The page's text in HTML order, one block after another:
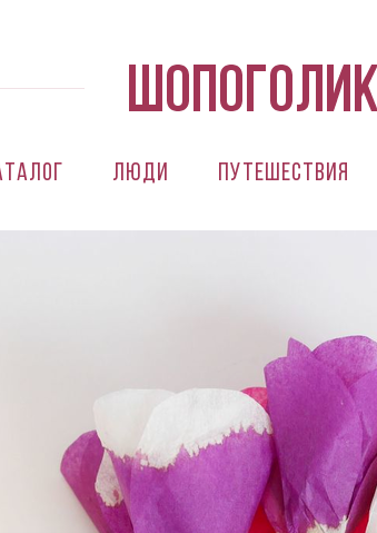
Люди Путешествия